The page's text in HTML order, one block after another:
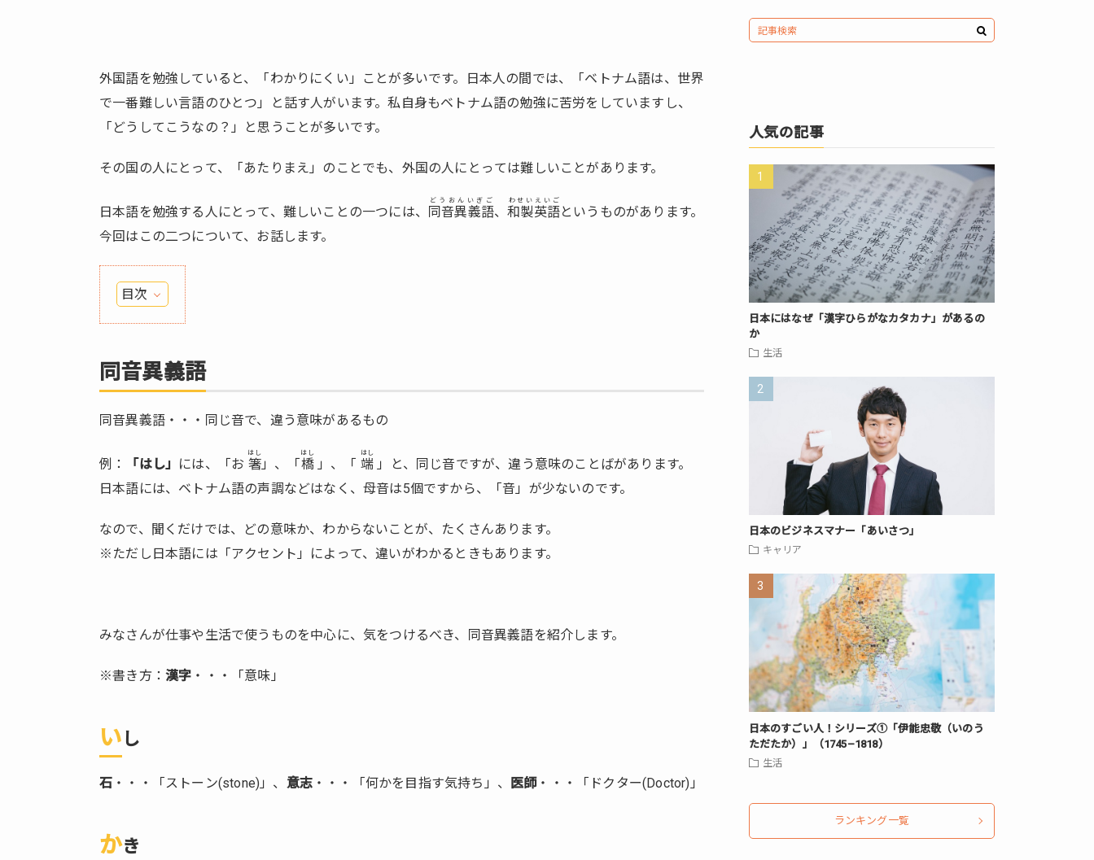
外国語を勉強していると、「わかりにくい」ことが多いです。日本人の間では、「ベトナム語は、世界
で一番難しい言語のひとつ」と話す人がいます。私自身もベトナム語の勉強に苦労をしていますし、
「どうしてこうなの？」と思うことが多いです。
その国の人にとって、「あたりまえ」のことでも、外国の人にとっては難しいことがあります。
日本語を勉強する人にとって、難しいことの一つには、 同音異義語
どうおんいぎご
、和製英語
わせいえいご
というものがあります。
今回はこの二つについて、お話します。
目次
1.
音
異
語
いし
1.3.
かい
1.5.
ん
同音異義語
同音異義語・・・同じ音で、違う意味があるもの
例： 「はし」 には、「お 箸
はし
」、「 橋
はし
」、「 端
はし
」と、同じ音ですが、違う意味のことばがあります。
日本語には、ベトナム語の声調などはなく、母音は5個ですから、「音」が少ないのです。
なので、聞くだけでは、どの意味か、わからないことが、たくさんあります。
※ただし日本語には「アクセント」によって、違いがわかるときもあります。
みなさんが仕事や生活で使うものを中心に、気をつけるべき、同音異義語を紹介します。
※書き方： 漢字 ・・・「意味」
い し
石 ・・・「ストーン(stone)」、 意志・・・「何かを目指す気持ち」、 医師・・・「ドクター(Doctor)」
かき
人気の記事
日本にはなぜ「漢字ひらがなカタカナ」があるの
か
生活
日本のビジネスマナー「あいさつ」
キャリア
日本のすごい人！シリーズ①「伊能忠敬（いのう
ただたか）」（1745–1818）
生活
ランキング一覧